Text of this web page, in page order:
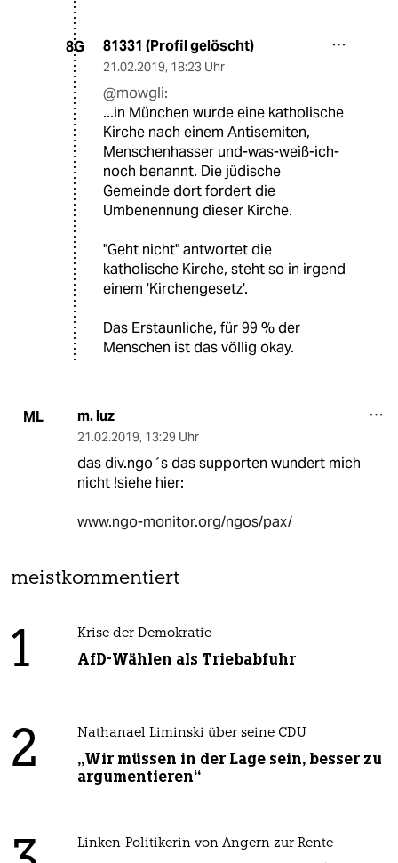
8G 81331 (Profil gelöscht)
21.02.2019, 18:23 Uhr
@mowgli:
...in München wurde eine katholische
Kirche nach einem Antisemiten,
Menschenhasser und-was-weiß-ich-
noch benannt. Die jüdische
Gemeinde dort fordert die
Umbenennung dieser Kirche.
"Geht nicht" antwortet die
katholische Kirche, steht so in irgend
einem 'Kirchengesetz'.
Das Erstaunliche, für 99 % der
Menschen ist das völlig okay.
ML m. luz
21.02.2019, 13:29 Uhr
das div.ngo´s das supporten wundert mich
nicht !siehe hier:
www.ngo-monitor.org/ngos/pax/
meistkommentiert
1 Krise der Demokratie
AfD-Wählen als Triebabfuhr
2 Nathanael Liminski über seine CDU
„Wir müssen in der Lage sein, besser zu
argumentieren“
Linken-Politikerin von Angern zur Rente